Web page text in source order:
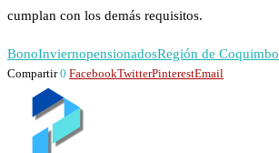
cumplan con los demás requisitos.
BonoInviernopensionadosRegión de Coquimbo
Compartir 0 FacebookTwitterPinterestEmail